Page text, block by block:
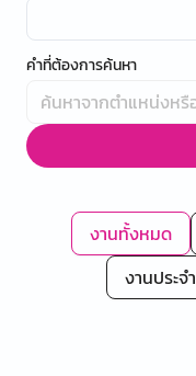
คำที่ต้องการค้นหา
งานทั้งหมด
งานประจำ